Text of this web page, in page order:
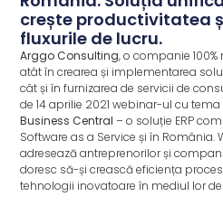
crește productivitatea
fluxurile de lucru.
Arggo Consulting, o companie
atât în crearea și implementarea
cât și în furnizarea de servicii de
de 14 aprilie 2021 webinar-ul cu tema
Business Central – o soluție ERP
Software as a Service și în
adresează antreprenorilor și
doresc să-și crească eficiența
tehnologii inovatoare în mediul lor